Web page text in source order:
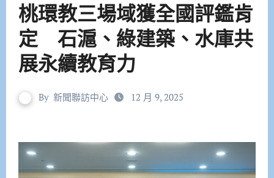
桃環教三場域獲全國評鑑肯
定 石滬、綠建築、水庫共
展永續教育力
By 新聞聯訪中心 12 月 9, 2025